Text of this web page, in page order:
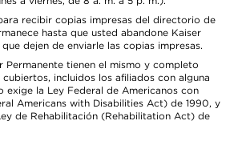
recibir copias impresas del directorio de
hasta que usted abandone Kaiser
dejen de enviarle las copias impresas.
Permanente tienen el mismo y completo
incluidos los afiliados con alguna
exige la Ley Federal de Americanos con
Americans with Disabilities Act) de 1990, y
de Rehabilitación (Rehabilitation Act) de